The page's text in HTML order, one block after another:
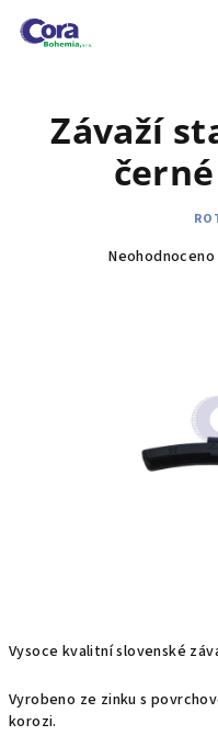
Vysoce kvalitní slovenské
Vyrobeno ze zinku s
korozi.
Závaží
černé
Průměrné
Neohodnoceno